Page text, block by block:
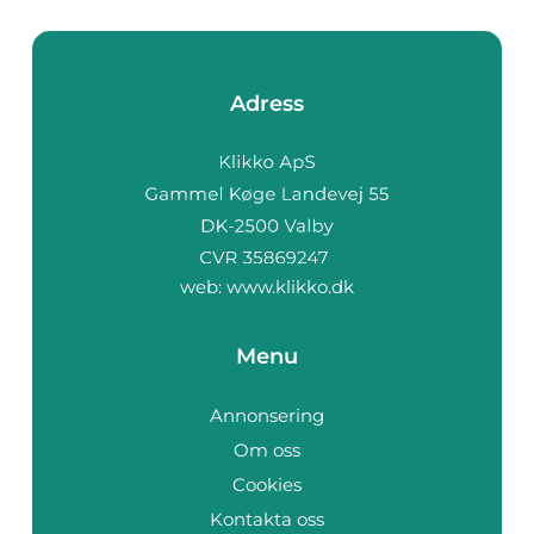
Adress
web: www.klikko.dk
Menu
Annonsering
Om oss
Cookies
Kontakta oss